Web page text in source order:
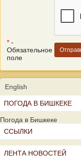
* -
Обязательное
поле
English
ПОГОДА В БИШКЕКЕ
Погода в Бишкеке
ССЫЛКИ
ЛЕНТА НОВОСТЕЙ